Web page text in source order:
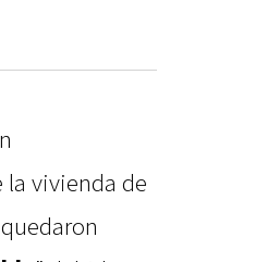
vivienda de